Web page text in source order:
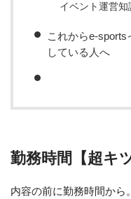
イベント運営知
これからe-sports
している人へ
勤務時間【超キ
内容の前に勤務時間から。